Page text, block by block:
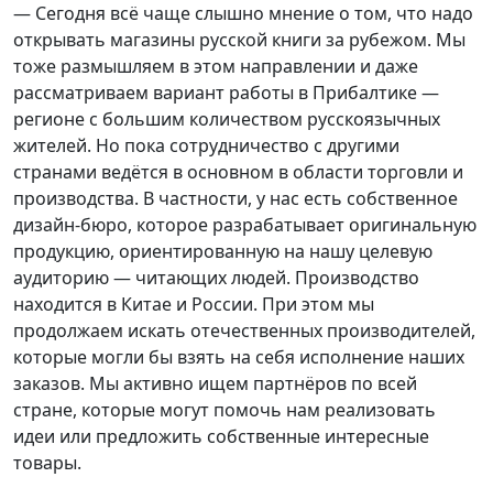
— Сегодня всё чаще слышно мнение о том, что надо
открывать магазины русской книги за рубежом. Мы
тоже размышляем в этом направлении и даже
рассматриваем вариант работы в Прибалтике —
регионе с большим количеством русскоязычных
жителей. Но пока сотрудничество с другими
странами ведётся в основном в области торговли и
производства. В частности, у нас есть собственное
дизайн-бюро, которое разрабатывает оригинальную
продукцию, ориентированную на нашу целевую
аудиторию — читающих людей. Производство
находится в Китае и России. При этом мы
продолжаем искать отечественных производителей,
которые могли бы взять на себя исполнение наших
заказов. Мы активно ищем партнёров по всей
стране, которые могут помочь нам реализовать
идеи или предложить собственные интересные
товары.